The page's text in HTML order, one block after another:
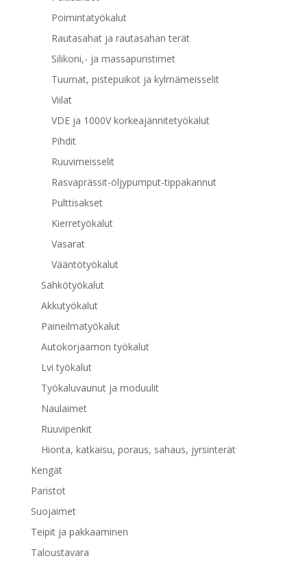
Poimintatyökalut
Rautasahat ja rautasahan terät
Silikoni,- ja massapuristimet
Tuurnat, pistepuikot ja kylmämeisselit
Viilat
VDE ja 1000V korkeajännitetyökalut
Pihdit
Ruuvimeisselit
Rasvaprässit-öljypumput-tippakannut
Pulttisakset
Kierretyökalut
Vasarat
Vääntötyökalut
Sähkötyökalut
Akkutyökalut
Paineilmatyökalut
Autokorjaamon työkalut
Lvi työkalut
Työkaluvaunut ja moduulit
Naulaimet
Ruuvipenkit
Hionta, katkaisu, poraus, sahaus, jyrsinterät
Kengät
Paristot
Suojaimet
Teipit ja pakkaaminen
Taloustavara